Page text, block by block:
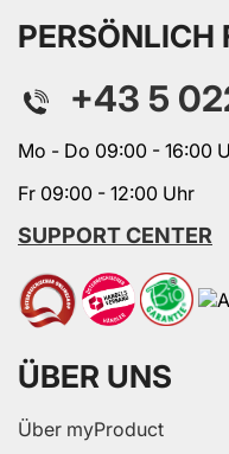
PERSÖNLICH
+43 5
Mo - Do 09:00 - 16:00
Fr 09:00 - 12:00 Uhr
SUPPORT CENTER
ÜBER UNS
Über myProduct